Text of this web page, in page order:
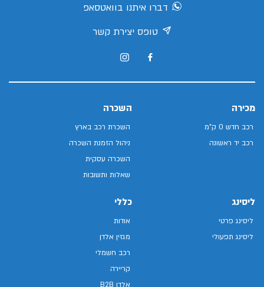
דברו איתנו בוואטסאפ
טופס יצירת קשר
מכירה
רכב חדש 0 ק"מ
רכב יד ראשונה
השכרה
השכרת רכב בארץ
ניהול הזמנת השכרה
השכרה עסקית
שאלות ותשובות
ליסינג
ליסינג פרטי
ליסינג תפעולי
כללי
אודות
מגזין אלדן
רכב חשמלי
קריירה
אלדן B2B